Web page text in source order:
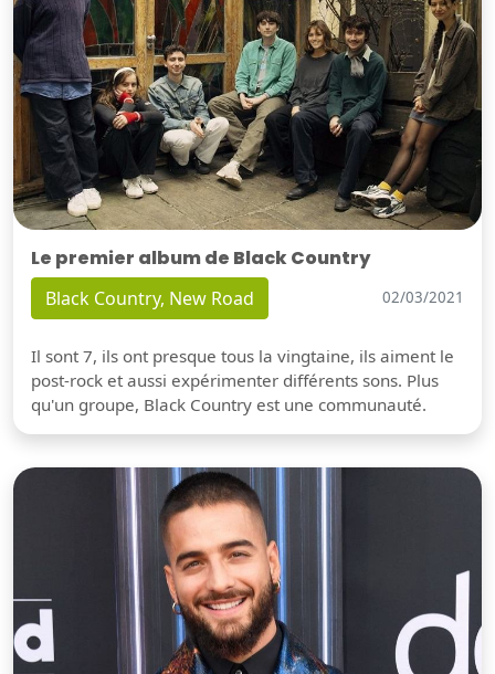
Le premier album de Black Country
Black Country, New Road 02/03/2021
Il sont 7, ils ont presque tous la vingtaine, ils aiment le
post-rock et aussi expérimenter différents sons. Plus
qu'un groupe, Black Country est une communauté.